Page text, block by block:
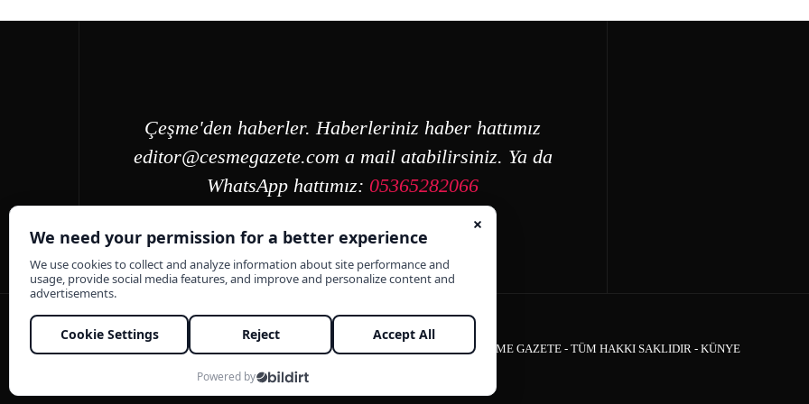
Çeşme'den haberler. Haberleriniz haber hattımız
editor@cesmegazete.com a mail atabilirsiniz. Ya da
WhatsApp hattımız:05365282066
ÇEŞME GAZETE - TÜM HAKKI SAKLIDIR - KÜNYE